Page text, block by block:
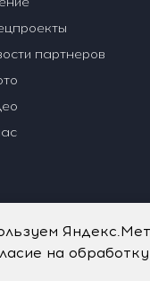
партнеров
на